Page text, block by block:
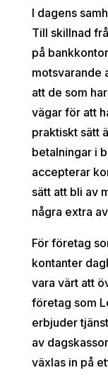
I dagens
Till skillnad
på
motsvarande
att de som
vägar för att
praktiskt sätt
betalningar i
accepterar
sätt att bli av
några extra
För företag
kontanter
vara värt att
företag som
erbjuder
av
växlas in på